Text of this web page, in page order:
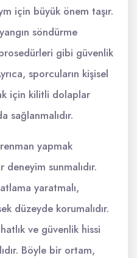
için büyük önem taşır.
söndürme
gibi güvenlik
sporcuların kişisel
için kilitli dolaplar
sağlanmalıdır.
yapmak
sunmalıdır.
yaratmalı,
düzeyde korumalıdır.
ve güvenlik hissi
Böyle bir ortam,